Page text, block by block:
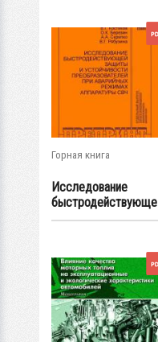
Горная книга
Исследование
быстродействующе
й защиты и...